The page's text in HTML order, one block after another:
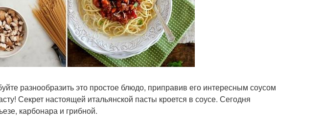
разнообразить это простое блюдо, приправив его интересным соусом
Секрет настоящей итальянской пасты кроется в соусе. Сегодня
карбонара и грибной.